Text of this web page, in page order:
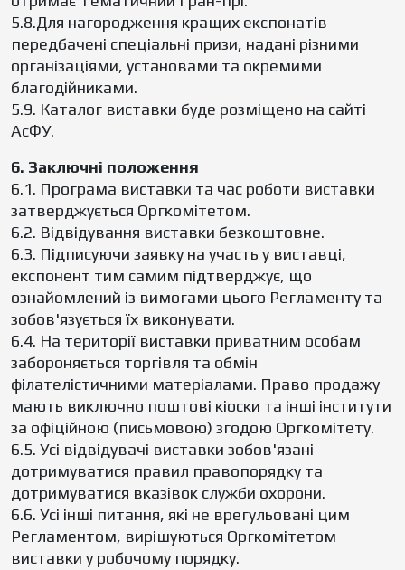
5.8.Для нагородження кращих експонатів
передбачені спеціальні призи, надані різними
організаціями, установами та окремими
благодійниками.
5.9. Каталог виставки буде розміщено на сайті
АсФУ.
6. Заключні положення
6.1. Програма виставки та час роботи виставки
затверджується Оргкомітетом.
6.2. Відвідування виставки безкоштовне.
6.3. Підписуючи заявку на участь у виставці,
експонент тим самим підтверджує, що
ознайомлений із вимогами цього Регламенту та
зобов'язується їх виконувати.
6.4. На території виставки приватним особам
забороняється торгівля та обмін
філателістичними матеріалами. Право продажу
мають виключно поштові кіоски та інші інститути
за офіційною (письмовою) згодою Оргкомітету.
6.5. Усі відвідувачі виставки зобов'язані
дотримуватися правил правопорядку та
дотримуватися вказівок служби охорони.
6.6. Усі інші питання, які не врегульовані цим
Регламентом, вирішуються Оргкомітетом
виставки у робочому порядку.